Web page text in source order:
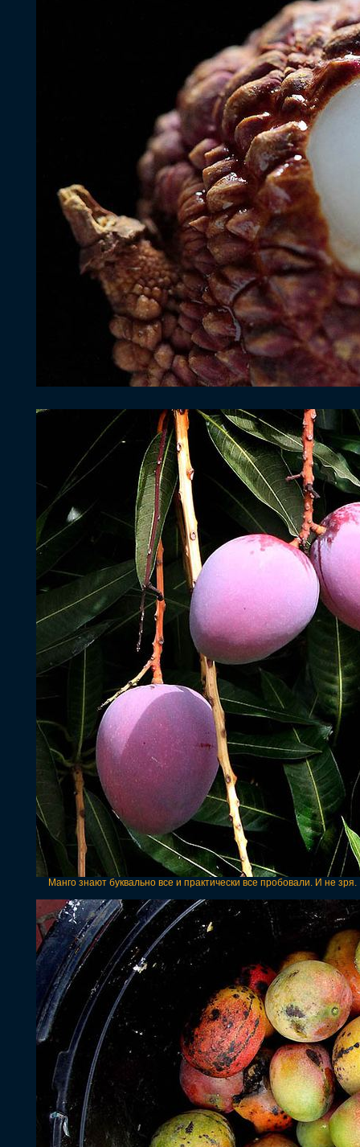
Манго знают буквально все и практически все пробовали. И не